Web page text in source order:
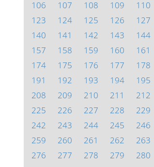
106
107 108 109 110
123
124 125 126 127
140
141 142 143 144
157
158 159 160 161
174
175 176 177 178
191
192 193 194 195
208
209 210 211 212
225
226 227 228 229
242
243 244 245 246
259
260 261 262 263
276
277 278 279 280